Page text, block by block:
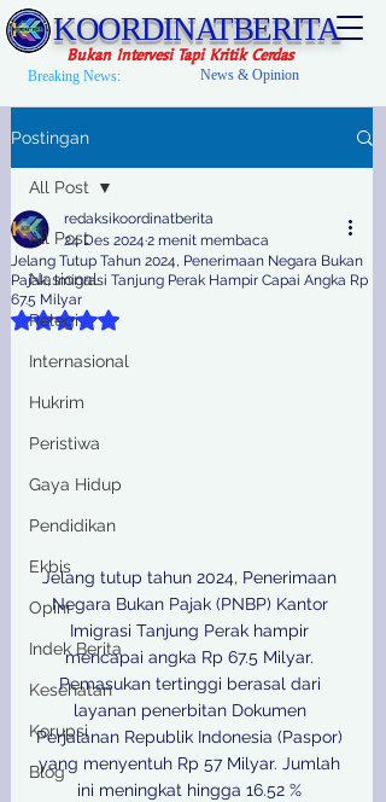
KOORDINATBERITA
Bukan Intervesi Tapi Kritik Cerdas
Breaking News: News & Opinion
Postingan
All Post
Nasional
Relegi
Internasional
Hukrim
Peristiwa
Gaya Hidup
Pendidikan
Ekbis
Opini
Indek Berita
Kesehatan
Korupsi
Blog
All Post
Jelang Tutup Tahun 2024, Penerimaan Negara Bukan
Pajak, Imigrasi Tanjung Perak Hampir Capai Angka Rp
67.5 Milyar
redaksikoordinatberita
24 Des 2024 2 menit membaca
Dinilai NaN dari 5 bintang.
Jelang tutup tahun 2024, Penerimaan
Negara Bukan Pajak (PNBP) Kantor
Imigrasi Tanjung Perak hampir
mencapai angka Rp 67.5 Milyar.
Pemasukan tertinggi berasal dari
layanan penerbitan Dokumen
Perjalanan Republik Indonesia (Paspor)
yang menyentuh Rp 57 Milyar. Jumlah
ini meningkat hingga 16.52 %